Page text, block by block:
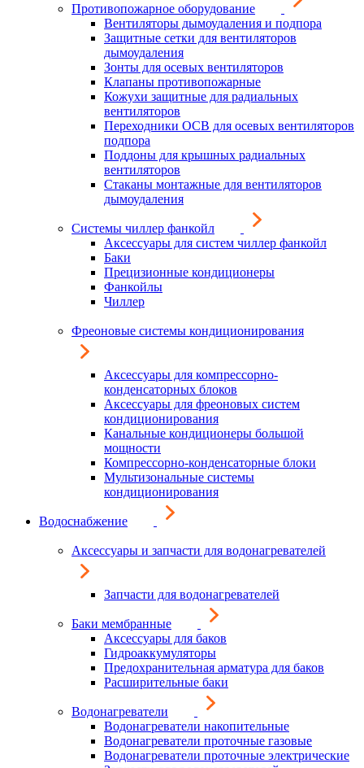
Противопожарное оборудование
Вентиляторы дымоудаления и подпора
Защитные сетки для вентиляторов
дымоудаления
Зонты для осевых вентиляторов
Клапаны противопожарные
Кожухи защитные для радиальных
вентиляторов
Переходники ОСВ для осевых вентиляторов
подпора
Поддоны для крышных радиальных
вентиляторов
Стаканы монтажные для вентиляторов
дымоудаления
Системы чиллер фанкойл
Аксессуары для систем чиллер фанкойл
Баки
Прецизионные кондиционеры
Фанкойлы
Чиллер
Фреоновые системы кондиционирования
Аксессуары для компрессорно-
конденсаторных блоков
Аксессуары для фреоновых систем
кондиционирования
Канальные кондиционеры большой
мощности
Компрессорно-конденсаторные блоки
Мультизональные системы
кондиционирования
Водоснабжение
Аксессуары и запчасти для водонагревателей
Запчасти для водонагревателей
Баки мембранные
Аксессуары для баков
Гидроаккумуляторы
Предохранительная арматура для баков
Расширительные баки
Водонагреватели
Водонагреватели накопительные
Водонагреватели проточные газовые
Водонагреватели проточные электрические